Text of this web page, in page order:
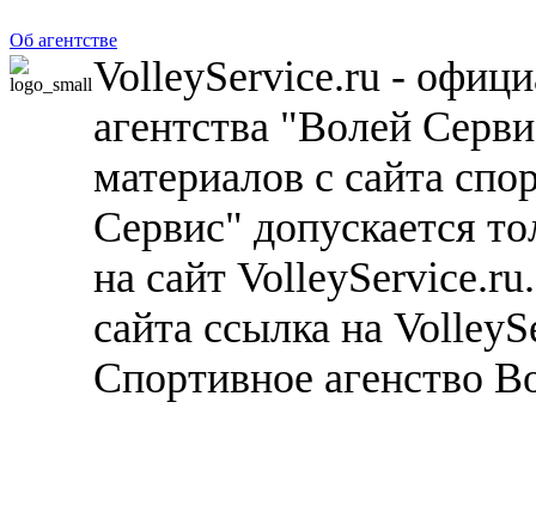
Об агентстве
VolleyService.ru -
агентства "Волей
материалов с сайта
Сервис" допускается
на сайт
сайта ссылка на
Спортивное агенство